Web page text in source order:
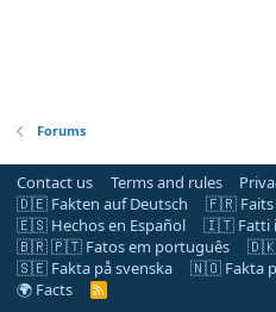
Forums
Contact us Terms and rules
🇩🇪 Fakten auf Deutsch
🇫🇷 Faits
🇪🇸 Hechos en Español
🇮🇹 Fatti
🇧🇷 🇵🇹 Fatos em português
🇩🇰
🇸🇪 Fakta på svenska
🇳🇴 Fakta
🌍 Facts
R